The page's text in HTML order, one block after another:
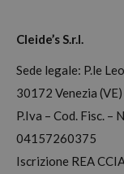
Cleide’s S.r.l.
Sede legale: P.le
30172 Venezia (VE)
P.Iva – Cod. Fisc. –
04157260375
Iscrizione REA